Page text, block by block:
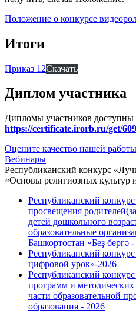
Положение о конкурсе
Итоги
Приказ 12Скачать
Диплом участника
Дипломы участников доступны
https://certificate.irorb.ru/get/609
Оцените качество нашей работы
Вебинары
Республиканский конкурс
«Основы религиозных культур
Республиканский
просвещения
детей дошкольного
образовательные
Башкортостан «Беҙ бергә
Республиканский
цифровой урок»-2026
Республиканский
программ и
части образовательной
образования - 2026